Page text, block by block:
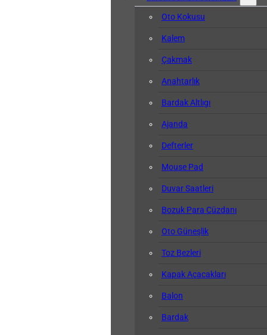
Oto Kokusu
Kalem
Çakmak
Anahtarlık
Bardak Altlıgı
Ajanda
Defterler
Mouse Pad
Duvar Saatleri
Bozuk Para Cüzdanı
Oto Güneşlik
Toz Bezleri
Kapak Açacakları
Balon
Bardak